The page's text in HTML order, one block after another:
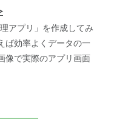
アプリ」を作成してみ
ば効率よくデータの一
像で実際のアプリ画面